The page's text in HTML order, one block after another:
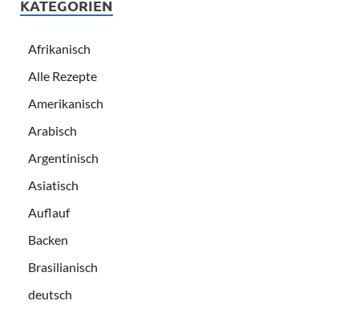
KATEGORIEN
Afrikanisch
Alle Rezepte
Amerikanisch
Arabisch
Argentinisch
Asiatisch
Auflauf
Backen
Brasilianisch
deutsch